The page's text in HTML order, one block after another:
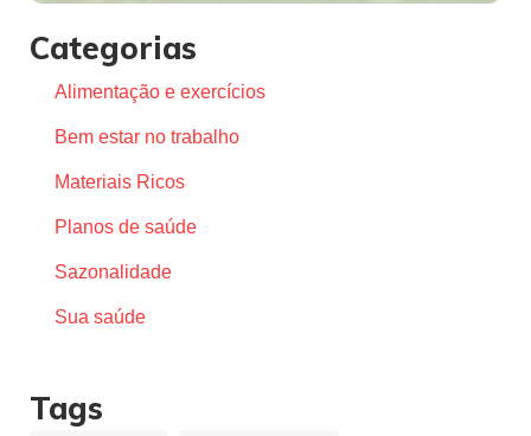
Categorias
Alimentação e exercícios
Bem estar no trabalho
Materiais Ricos
Planos de saúde
Sazonalidade
Sua saúde
Tags